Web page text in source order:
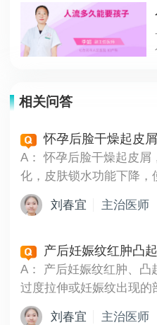
相关问答
怀孕后脸干燥起皮
A： 怀孕后脸干燥起皮屑
化，皮肤锁水功能下降，
刘春宜 主治医师
产后妊娠纹红肿凸
A：
产后妊娠纹红肿、凸
过度拉伸或妊娠纹出现的
刘春宜 主治医师